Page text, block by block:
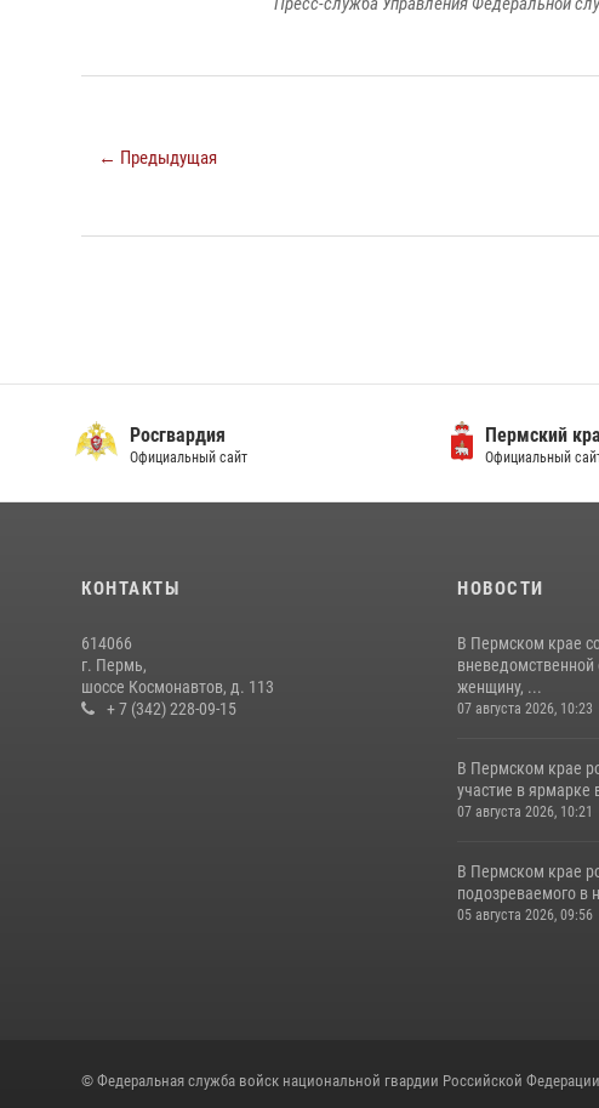
← Предыдущая
Росгвардия
Официальный сайт
Пермский
Официальный
КОНТАКТЫ
614066
г. Пермь,
шоссе Космонавтов, д. 113
+ 7 (342) 228-09-15
НОВОСТИ
В Пермском крае
женщину, ...
07 августа 2026, 10:23
В Пермском крае
участие в ярмарке
07 августа 2026, 10:21
В Пермском крае
подозреваемого в
05 августа 2026, 09:56
© Федеральная служба войск национальной гвардии Российской